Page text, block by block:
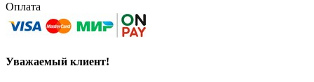
Оплата
Уважаемый клиент!